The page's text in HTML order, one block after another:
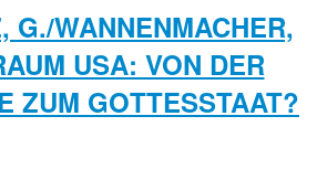
G./WANNENMACHER,
USA: VON DER
ZUM GOTTESSTAAT?